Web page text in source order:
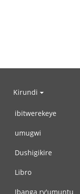
Kirundi
ibitwerekeye
umugwi
Dushigikire
Libro
Ibanga ry'umuntu